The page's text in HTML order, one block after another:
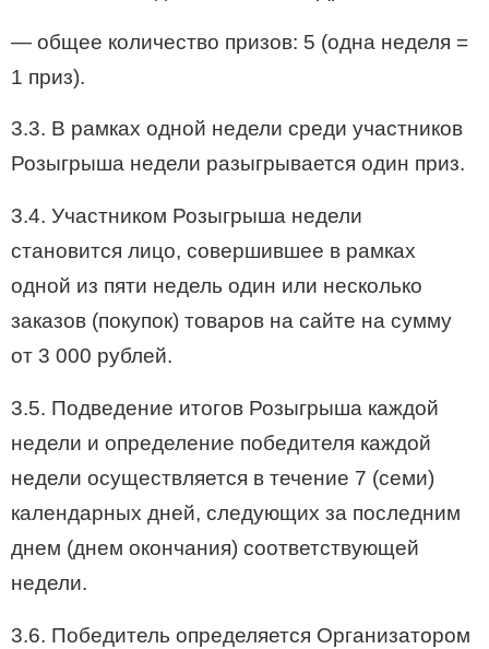
— общее количество призов: 5 (одна неделя =
1 приз).
3.3. В рамках одной недели среди участников
Розыгрыша недели разыгрывается один приз.
3.4. Участником Розыгрыша недели
становится лицо, совершившее в рамках
одной из пяти недель один или несколько
заказов (покупок) товаров на сайте на сумму
от 3 000 рублей.
3.5. Подведение итогов Розыгрыша каждой
недели и определение победителя каждой
недели осуществляется в течение 7 (семи)
календарных дней, следующих за последним
днем (днем окончания) соответствующей
недели.
3.6. Победитель определяется Организатором